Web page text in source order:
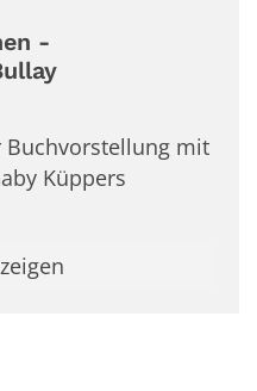
-
Buchvorstellung mit
Küppers